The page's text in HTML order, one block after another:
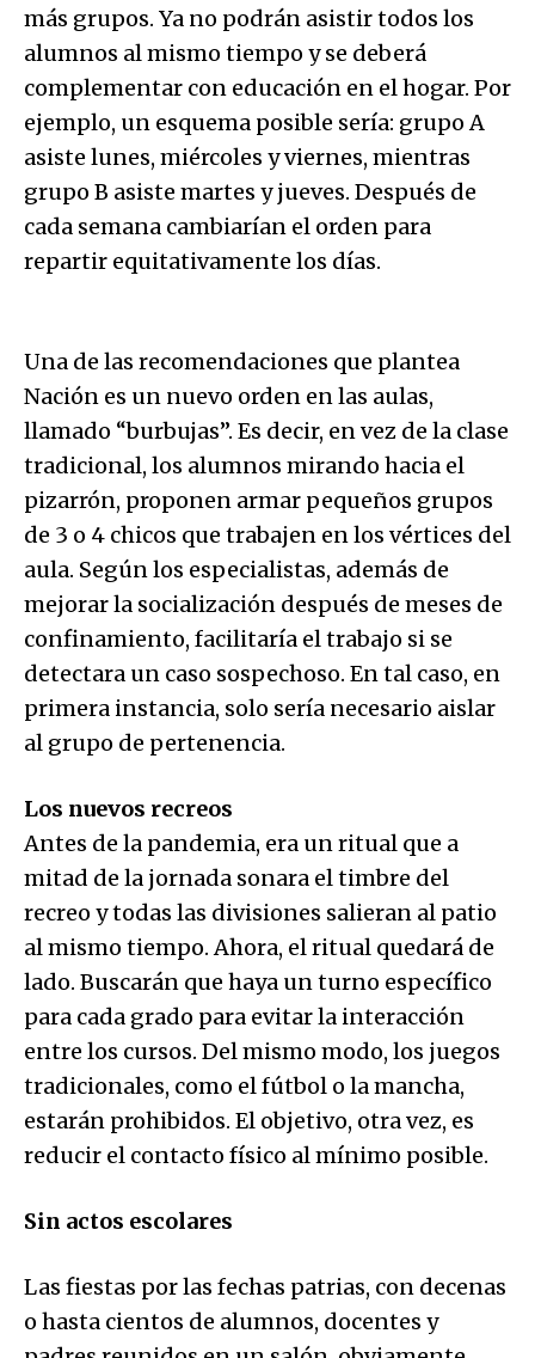
más grupos. Ya no podrán asistir todos los
alumnos al mismo tiempo y se deberá
complementar con educación en el hogar. Por
ejemplo, un esquema posible sería: grupo A
asiste lunes, miércoles y viernes, mientras
grupo B asiste martes y jueves. Después de
cada semana cambiarían el orden para
repartir equitativamente los días.
Una de las recomendaciones que plantea
Nación es un nuevo orden en las aulas,
llamado “burbujas”. Es decir, en vez de la clase
tradicional, los alumnos mirando hacia el
pizarrón, proponen armar pequeños grupos
de 3 o 4 chicos que trabajen en los vértices del
aula. Según los especialistas, además de
mejorar la socialización después de meses de
confinamiento, facilitaría el trabajo si se
detectara un caso sospechoso. En tal caso, en
primera instancia, solo sería necesario aislar
al grupo de pertenencia.
Los nuevos recreos
Antes de la pandemia, era un ritual que a
mitad de la jornada sonara el timbre del
recreo y todas las divisiones salieran al patio
al mismo tiempo. Ahora, el ritual quedará de
lado. Buscarán que haya un turno específico
para cada grado para evitar la interacción
entre los cursos. Del mismo modo, los juegos
tradicionales, como el fútbol o la mancha,
estarán prohibidos. El objetivo, otra vez, es
reducir el contacto físico al mínimo posible.
Sin actos escolares
Las fiestas por las fechas patrias, con decenas
o hasta cientos de alumnos, docentes y